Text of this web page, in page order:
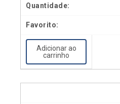
Adicionar ao
carrinho